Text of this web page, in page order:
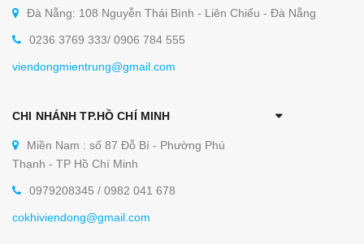
Đà Nẵng: 108 Nguyễn Thái Bình - Liên Chiểu - Đà Nẵng
0236 3769 333/ 0906 784 555
viendongmientrung@gmail.com
CHI NHÁNH TP.HỒ CHÍ MINH
Miền Nam : số 87 Đỗ Bí - Phường Phú
Thạnh - TP Hồ Chí Minh
0979208345 / 0982 041 678
cokhiviendong@gmail.com